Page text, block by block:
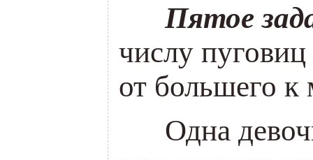
Пятое
числу
от большего
Одна